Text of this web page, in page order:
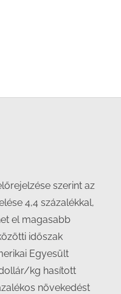
szerint az
4,4 százalékkal,
el magasabb
időszak
Egyesült
kg hasított
növekedést